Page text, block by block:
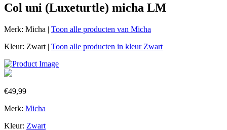
Col uni (Luxeturtle) micha LM
Merk: Micha | Toon alle producten van Micha
Kleur: Zwart | Toon alle producten in kleur Zwart
€49,99
Merk: Micha
Kleur: Zwart